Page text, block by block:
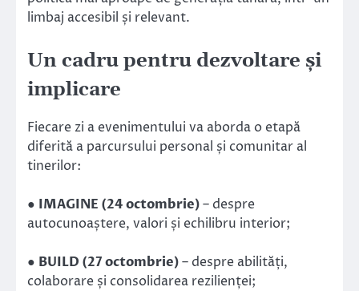
limbaj accesibil și relevant.
Un cadru pentru dezvoltare și
implicare
Fiecare zi a evenimentului va aborda o etapă
diferită a parcursului personal și comunitar al
tinerilor:
● IMAGINE (24 octombrie)– despre
autocunoaștere, valori și echilibru interior;
● BUILD (27 octombrie)– despre abilități,
colaborare și consolidarea rezilienței;